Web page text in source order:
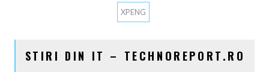
XPENG
STIRI DIN IT – TECHNOREPORT.RO